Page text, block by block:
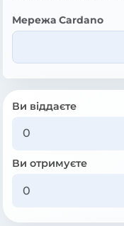
Мережа Cardano
Ви віддаєте
Ви отримуєте